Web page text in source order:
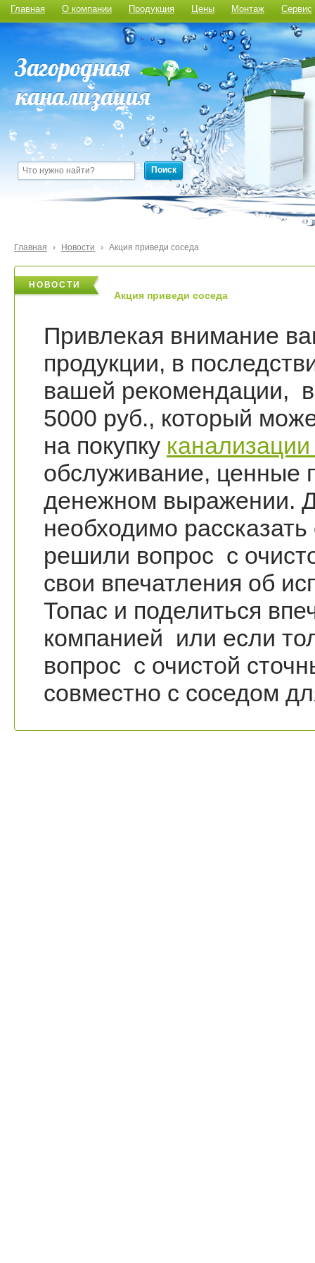
Главная О компании Продукция Цены Монтаж Сервис
Поиск
Главная › Новости › Акция приведи соседа
НОВОСТИ
НОВОСТИ
Акция приведи соседа
Привлекая внимание
продукции, в
вашей рекомендации,
5000 руб., который
на покупку
обслуживание, ценные
денежном выражении.
необходимо
решили вопрос с
свои впечатления об
Топас и поделиться
компанией или если
вопрос с очистой
совместно с соседом